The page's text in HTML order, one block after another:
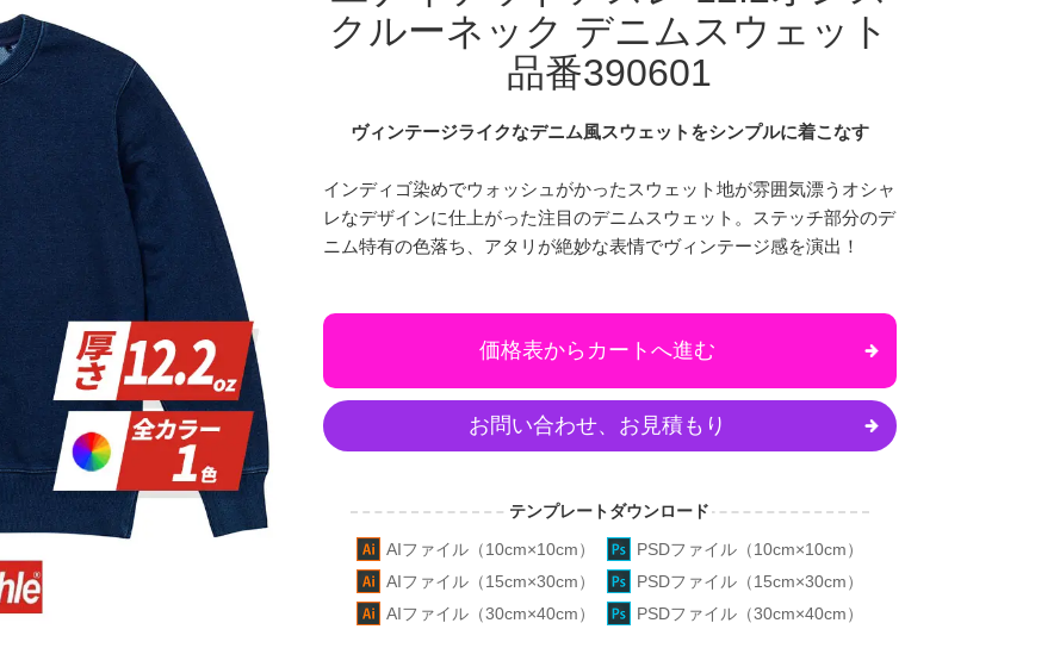
クルーネック デニムスウェット
品番390601
ヴィンテージライクなデニム風スウェットをシンプルに着こなす
インディゴ染めでウォッシュがかったスウェット地が雰囲気漂うオシャ
レなデザインに仕上がった注目のデニムスウェット。ステッチ部分のデ
ニム特有の色落ち、アタリが絶妙な表情でヴィンテージ感を演出！
価格表からカートへ進む
お問い合わせ、お見積もり
テンプレートダウンロード
AIファイル（10cm×10cm）
AIファイル（15cm×30cm）
AIファイル（30cm×40cm）
PSDファイル（10cm×10cm）
PSDファイル（15cm×30cm）
PSDファイル（30cm×40cm）